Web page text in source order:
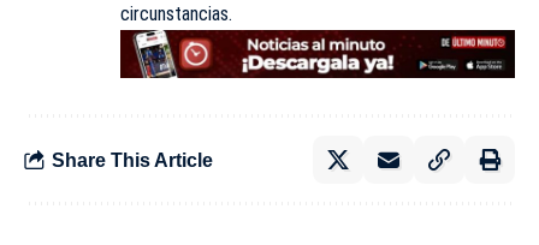
circunstancias.
Share This Article